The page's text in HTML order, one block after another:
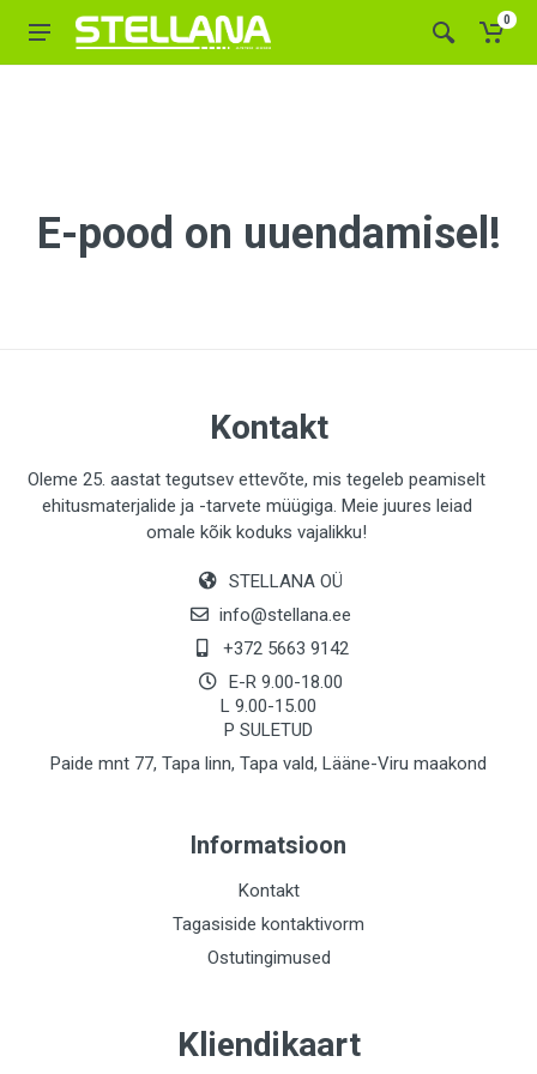
0
E-pood on uuendamisel!
Kontakt
Oleme 25. aastat tegutsev ettevõte, mis tegeleb peamiselt
ehitusmaterjalide ja -tarvete müügiga. Meie juures leiad
omale kõik koduks vajalikku!
STELLANA OÜ
info@stellana.ee
+372 5663 9142
E-R 9.00-18.00
L 9.00-15.00
P SULETUD
Paide mnt 77, Tapa linn, Tapa vald, Lääne-Viru maakond
Informatsioon
Kontakt
Tagasiside kontaktivorm
Ostutingimused
Kliendikaart